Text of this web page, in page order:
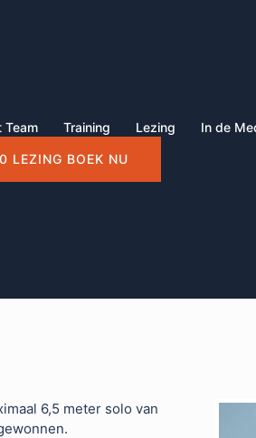
Team Training Lezing In de
LEZING BOEK NU
6,5 meter solo van